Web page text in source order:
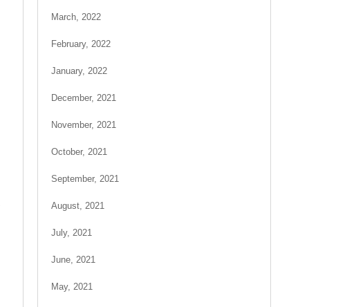
March, 2022
February, 2022
January, 2022
December, 2021
November, 2021
October, 2021
September, 2021
August, 2021
July, 2021
June, 2021
May, 2021